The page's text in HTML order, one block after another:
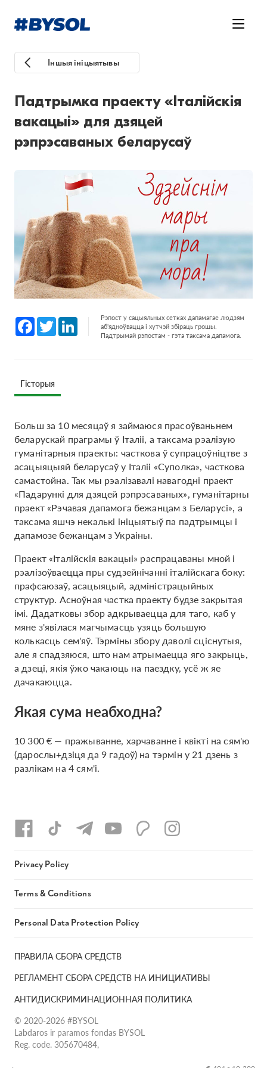
Іншыя ініцыятывы
Падтрымка праекту «Італійскія
вакацыі» для дзяцей
рэпрэсаваных беларусаў
Facebook
Twitter LinkedInРэпост у сацыяльных сетках дапамагае людзям
аб'ядноўвацца і хутчэй збіраць грошы.
Падтрымай рэпостам - гэта таксама дапамога.
Гісторыя
Больш за 10 месяцаў я займаюся прасоўваньнем
беларускай праграмы ў Італіі, а таксама рэалізую
гуманітарныя праекты: часткова ў супрацоўніцтве з
асацыяцыяй беларусаў у Італіі «Суполка», часткова
самастойна. Так мы рэалізавалі навагодні праект
«Падарункі для дзяцей рэпрэсаваных», гуманітарны
праект «Рэчавая дапамога бежанцам з Беларусі», а
таксама яшчэ некалькі ініцыятыў па падтрымцы і
дапамозе бежанцам з Украіны.
Праект «Італійскія вакацыі» распрацаваны мной і
рэалізоўваецца пры судзейнічанні італійскага боку:
прафсаюзаў, асацыяцый, адміністрацыйных
структур. Асноўная частка праекту будзе закрытая
імі. Дадатковы збор адкрываецца для таго, каб у
мяне з'явілася магчымасць узяць большую
колькасць сем'яў. Тэрміны збору даволі сціснутыя,
але я спадзяюся, што нам атрымаецца яго закрыць,
а дзеці, якія ўжо чакаюць на паездку, усё ж яе
дачакаюцца.
Якая сума неабходна?
10 300 € — пражыванне, харчаванне і квікті на сям'ю
(дарослы+дзіця да 9 гадоў) на тэрмін у 21 дзень з
разлікам на 4 сям'і.
ПРАВИЛА СБОРА СРЕДСТВ
РЕГЛАМЕНТ СБОРА СРЕДСТВ НА ИНИЦИАТИВЫ
АНТИДИСКРИМИНАЦИОННАЯ ПОЛИТИКА
© 2020-2026 #BYSOL
Labdaros ir paramos fondas BYSOL
Reg. code. 305670484,
Privacy Policy
Terms & Conditions
Personal Data Protection Policy